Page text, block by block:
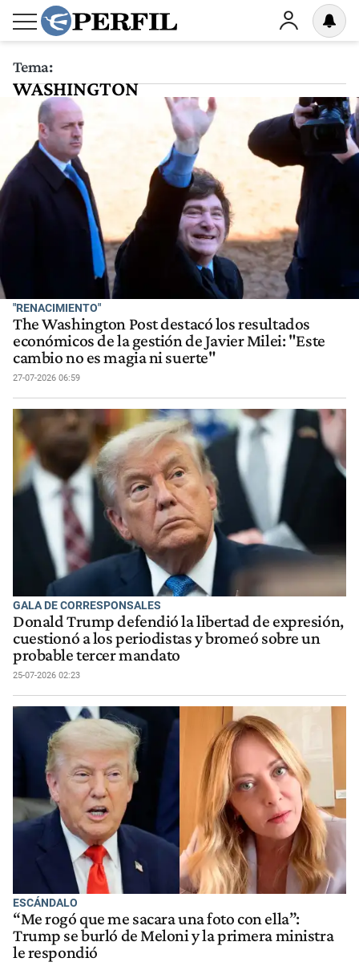
Tema:
WASHINGTON
"RENACIMIENTO"
The Washington Post destacó los resultados
económicos de la gestión de Javier Milei: "Este
cambio no es magia ni suerte"
27-07-2026 06:59
GALA DE CORRESPONSALES
Donald Trump defendió la libertad de expresión,
cuestionó a los periodistas y bromeó sobre un
probable tercer mandato
25-07-2026 02:23
ESCÁNDALO
“Me rogó que me sacara una foto con ella”:
Trump se burló de Meloni y la primera ministra
le respondió